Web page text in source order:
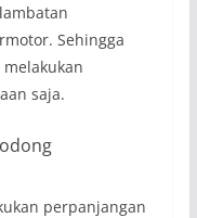
Sehingga
saja.
perpanjangan